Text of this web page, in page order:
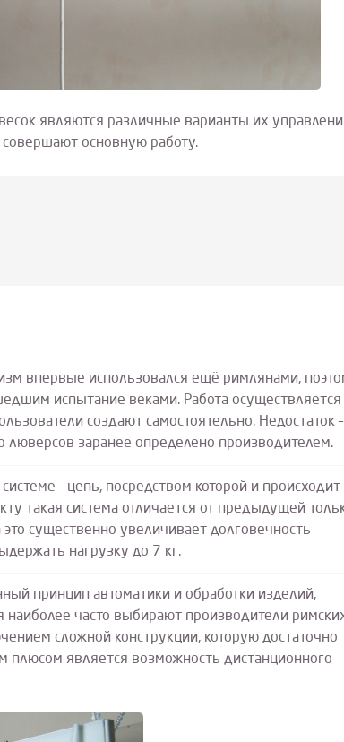
являются различные варианты их
основную работу.
впервые использовался ещё римлянами,
испытание веками. Работа осуществляется
создают самостоятельно. Недостаток –
люверсов заранее определено производителем.
– цепь, посредством которой и происходит
такая система отличается от предыдущей
существенно увеличивает долговечность
нагрузку до 7 кг.
принцип автоматики и обработки изделий,
часто выбирают производители
сложной конструкции, которую достаточно
плюсом является возможность дистанционного